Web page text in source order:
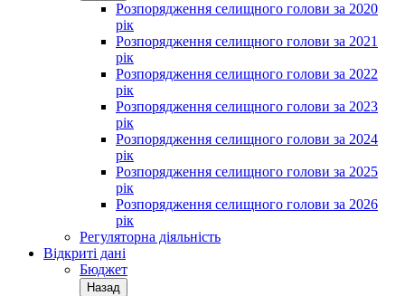
Розпорядження селищного голови за 2020
рік
Розпорядження селищного голови за 2021
рік
Розпорядження селищного голови за 2022
рік
Розпорядження селищного голови за 2023
рік
Розпорядження селищного голови за 2024
рік
Розпорядження селищного голови за 2025
рік
Розпорядження селищного голови за 2026
рік
Регуляторна діяльність
Відкриті дані
Бюджет
Назад